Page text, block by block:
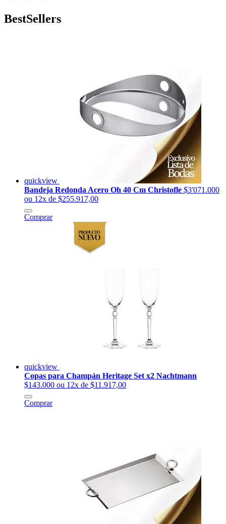
BestSellers
quickview
Bandeja Redonda Acero Oh 40 Cm Christofle $3'071.000
ou 12x de $255.917,00
Comprar
quickview
Copas para Champán Heritage Set x2 Nachtmann
$143.000 ou 12x de $11.917,00
Comprar